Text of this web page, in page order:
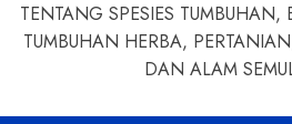
TENTANG SPESIES
TUMBUHAN HERBA,
DAN ALAM